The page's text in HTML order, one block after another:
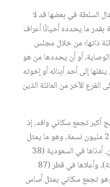
السلطة في بعضها قد لا
ما يحدده أحيانًا أعراف
ذاتها؛ من خلال مجلس
أو أن يحددها من هو
إلى أحد أبنائه أو إخوته
الفرع الآخر من العائلة الذين
تجمع سكاني وافد، إذ
يقدرهم البعض بما يقترب من 25 مليون نسمة، وهو ما يمثل
نحو57 بالمئة من إجمالي السكان. أدناها في السعودية (38
بالمئة)، وسلطنة عمان (44 بالمئة)، وأعلاها في قطر (87
(88 بالمئة)؛ وهو تجمع سكاني يمثل أساس